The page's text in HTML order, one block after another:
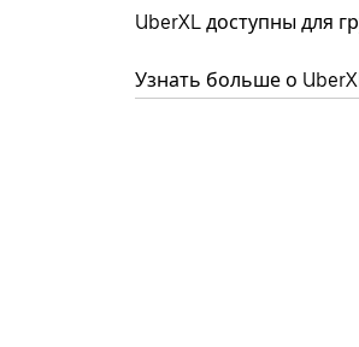
UberXL доступны для
Узнать больше о